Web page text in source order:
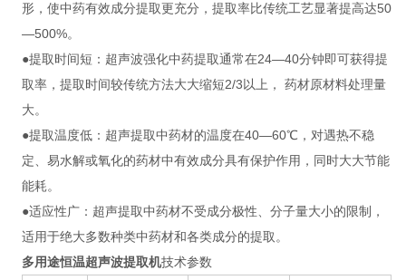
形，使中药有效成分提取更充分，提取率比传统工艺显著提高达50
—500%。
●提取时间短：超声波强化中药提取通常在24—40分钟即可获得提
取率，提取时间较传统方法大大缩短2/3以上， 药材原材料处理量
大。
●提取温度低：超声提取中药材的温度在40—60℃，对遇热不稳
定、易水解或氧化的药材中有效成分具有保护作用，同时大大节能
能耗。
●适应性广：超声提取中药材不受成分极性、分子量大小的限制，
适用于绝大多数种类中药材和各类成分的提取。
多用途恒温超声波提取机技术参数